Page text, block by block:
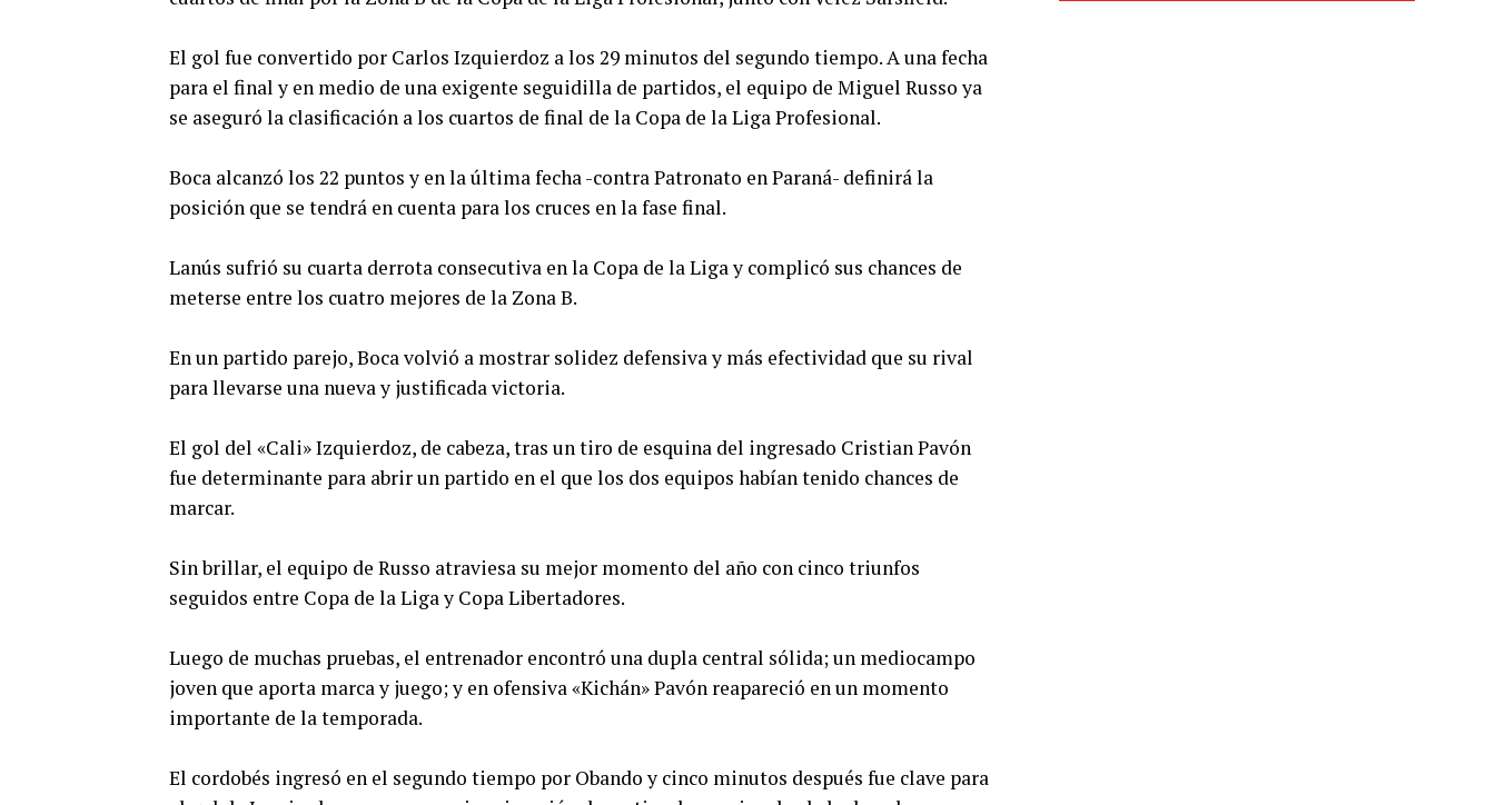
El gol fue convertido por Carlos Izquierdoz a los 29 minutos del segundo tiempo. A una fecha
para el final y en medio de una exigente seguidilla de partidos, el equipo de Miguel Russo ya
se aseguró la clasificación a los cuartos de final de la Copa de la Liga Profesional.
Boca alcanzó los 22 puntos y en la última fecha -contra Patronato en Paraná- definirá la
posición que se tendrá en cuenta para los cruces en la fase final.
Lanús sufrió su cuarta derrota consecutiva en la Copa de la Liga y complicó sus chances de
meterse entre los cuatro mejores de la Zona B.
En un partido parejo, Boca volvió a mostrar solidez defensiva y más efectividad que su rival
para llevarse una nueva y justificada victoria.
El gol del «Cali» Izquierdoz, de cabeza, tras un tiro de esquina del ingresado Cristian Pavón
fue determinante para abrir un partido en el que los dos equipos habían tenido chances de
marcar.
Sin brillar, el equipo de Russo atraviesa su mejor momento del año con cinco triunfos
seguidos entre Copa de la Liga y Copa Libertadores.
Luego de muchas pruebas, el entrenador encontró una dupla central sólida; un mediocampo
joven que aporta marca y juego; y en ofensiva «Kichán» Pavón reapareció en un momento
importante de la temporada.
El cordobés ingresó en el segundo tiempo por Obando y cinco minutos después fue clave para